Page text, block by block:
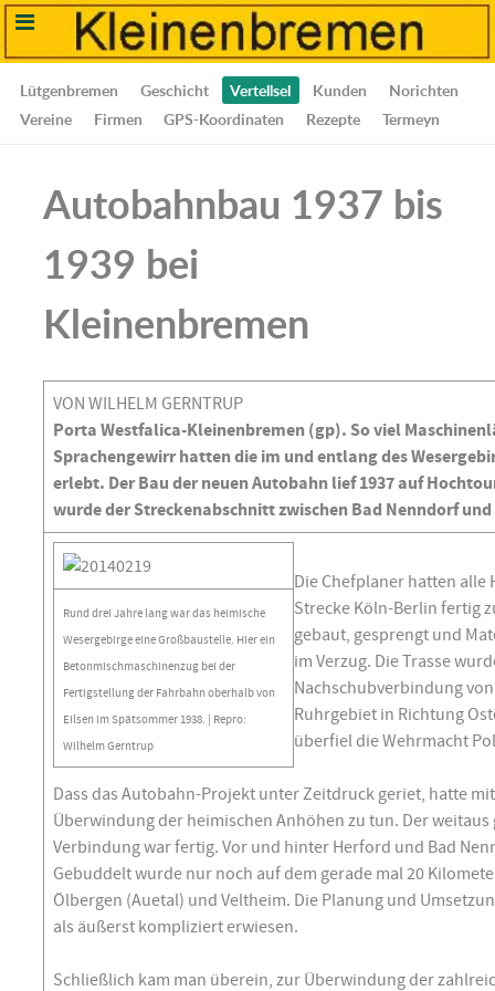
Lütgenbremen Geschicht Vertellsel Kunden
Norichten
Vereine
Firmen GPS-Koordinaten Rezepte Termeyn
Autobahnbau 1937 bis
1939 bei
Kleinenbremen
VON WILHELM GERNTRUP
Porta Westfalica-Kleinenbremen (gp). So viel
Sprachengewirr hatten die im und entlang des
erlebt. Der Bau der neuen Autobahn lief 1937 auf
wurde der Streckenabschnitt zwischen Bad Nenndorf
Rund drei Jahre lang war das heimische
Wesergebirge eine Großbaustelle. Hier ein
Betonmischmaschinenzug bei der
Fertigstellung der Fahrbahn oberhalb von
Eilsen im Spätsommer 1938. | Repro:
Wilhelm Gerntrup
Die Chefplaner hatten alle
Strecke Köln-Berlin fertig
gebaut, gesprengt und
im Verzug. Die Trasse
Nachschubverbindung
Ruhrgebiet in Richtung
überfiel die Wehrmacht
Dass das Autobahn-Projekt unter Zeitdruck geriet, hatte
Überwindung der heimischen Anhöhen zu tun. Der weitaus
Verbindung war fertig. Vor und hinter Herford und Bad
Gebuddelt wurde nur noch auf dem gerade mal 20
Ölbergen (Auetal) und Veltheim. Die Planung und
als äußerst kompliziert erwiesen.
Schließlich kam man überein, zur Überwindung der